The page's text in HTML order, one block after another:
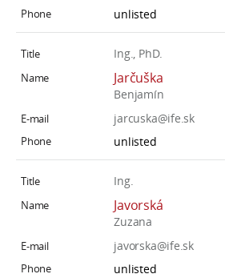
unlisted
Ing., PhD.
Jarčuška
Benjamín
jarcuska@ife.sk
unlisted
Ing.
Javorská
Zuzana
javorska@ife.sk
unlisted